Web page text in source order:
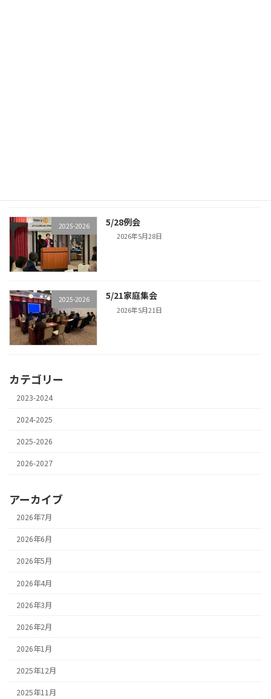
2025-2026 5/28例会
2026年5月28日
2025-2026 5/21家庭集会
2026年5月21日
カテゴリー
2023-2024
2024-2025
2025-2026
2026-2027
アーカイブ
2026年7月
2026年6月
2026年5月
2026年4月
2026年3月
2026年2月
2026年1月
2025年12月
2025年11月